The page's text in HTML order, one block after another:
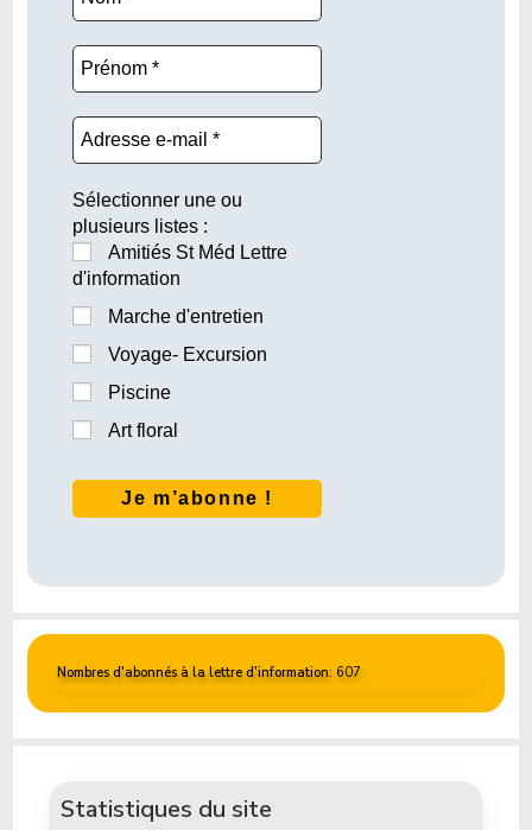
Sélectionner une ou
plusieurs listes :
Amitiés St Méd Lettre
d'information
Marche d'entretien
Voyage- Excursion
Piscine
Art floral
Nombres d'abonnés à la lettre d'information: 607
Statistiques du site